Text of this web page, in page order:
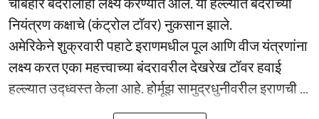
नियंत्रण कक्षाचे (कंट्रोल टॉवर) नुकसान झाले.
अमेरिकेने शुक्रवारी पहाटे इराणमधील पूल आणि वीज यंत्रणांना
लक्ष्य करत एका महत्त्वाच्या बंदरावरील देखरेख टॉवर हवाई
हल्ल्यात उद्ध्वस्त केला आहे. होर्मूझ सामुद्रधुनीवरील इराणची ...